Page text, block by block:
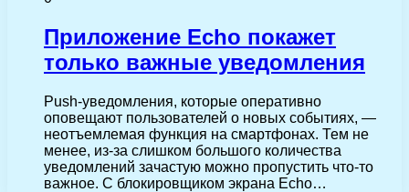
Приложение Echo покажет
только важные уведомления
Push-уведомления, которые оперативно
оповещают пользователей о новых событиях, —
неотъемлемая функция на смартфонах. Тем не
менее, из-за слишком большого количества
уведомлений зачастую можно пропустить что-то
важное. С блокировщиком экрана Echo…